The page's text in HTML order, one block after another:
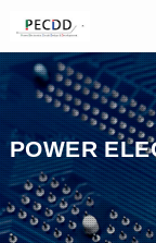
POWER